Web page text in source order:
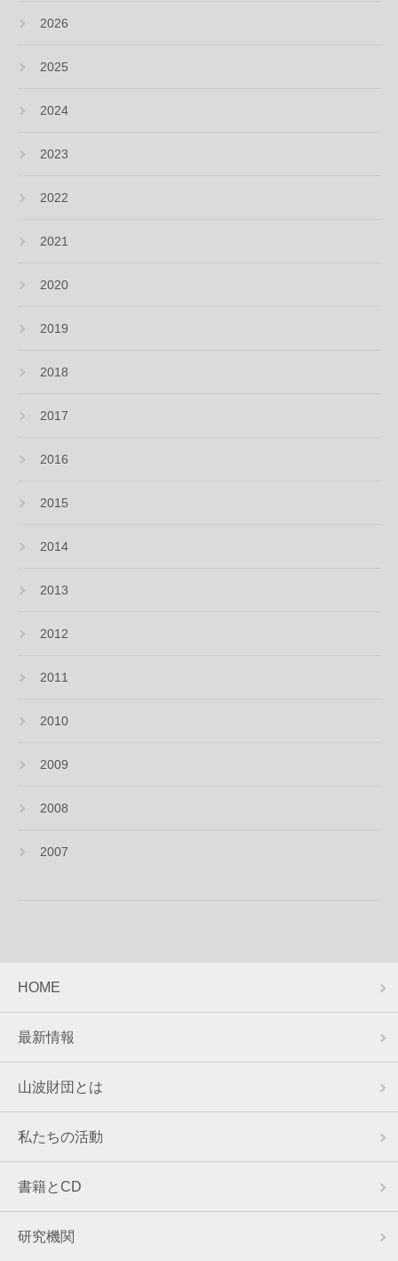
2026
2025
2024
2023
2022
2021
2020
2019
2018
2017
2016
2015
2014
2013
2012
2011
2010
2009
2008
2007
HOME
最新情報
山波財団とは
私たちの活動
書籍とCD
研究機関